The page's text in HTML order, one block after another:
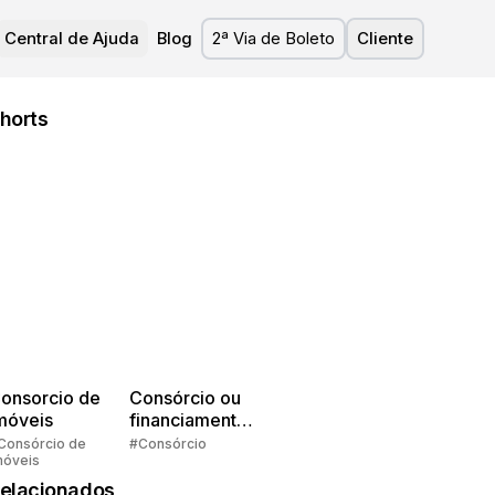
Central de Ajuda Blog 2ª Via de Boleto Cliente
de
de
Consórcio ou
financiamento?
Quem pensa
#Consórcio